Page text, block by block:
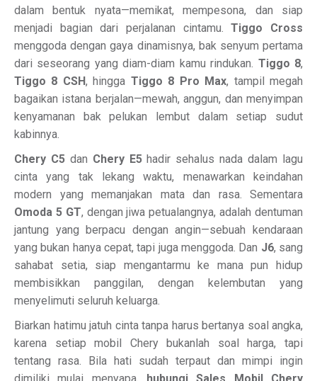
dalam bentuk nyata—memikat, mempesona, dan siap
menjadi bagian dari perjalanan cintamu.Tiggo Cross
menggoda dengan gaya dinamisnya, bak senyum pertama
dari seseorang yang diam-diam kamu rindukan. Tiggo 8,
Tiggo 8 CSH, hingga Tiggo 8 Pro Max, tampil megah
bagaikan istana berjalan—mewah, anggun, dan menyimpan
kenyamanan bak pelukan lembut dalam setiap sudut
kabinnya.
Chery C5dan Chery E5hadir sehalus nada dalam lagu
cinta yang tak lekang waktu, menawarkan keindahan
modern yang memanjakan mata dan rasa. Sementara
Omoda 5 GT, dengan jiwa petualangnya, adalah dentuman
jantung yang berpacu dengan angin—sebuah kendaraan
yang bukan hanya cepat, tapi juga menggoda. Dan J6, sang
sahabat setia, siap mengantarmu ke mana pun hidup
membisikkan panggilan, dengan kelembutan yang
menyelimuti seluruh keluarga.
Biarkan hatimu jatuh cinta tanpa harus bertanya soal angka,
karena setiap mobil Chery bukanlah soal harga, tapi
tentang rasa. Bila hati sudah terpaut dan mimpi ingin